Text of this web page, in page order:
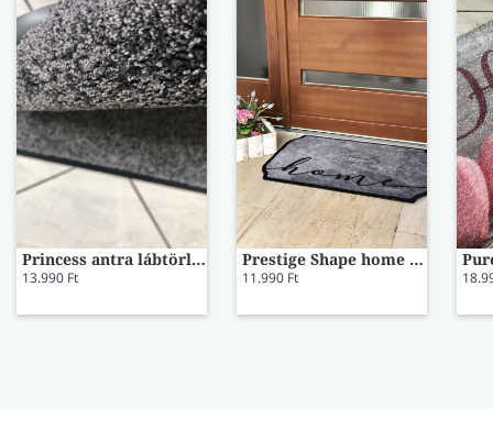
Princess antra lábtörlő 60x80
13.990 Ft
Prestige Shape home marble lábtörlő
11.990 Ft